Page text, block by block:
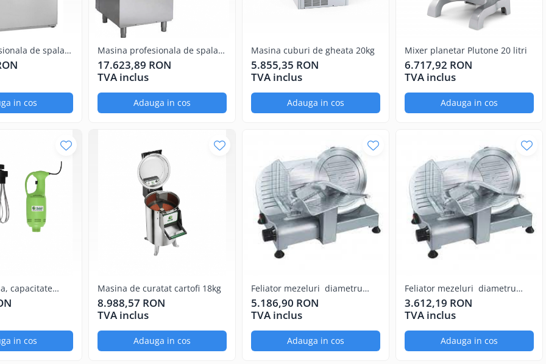
de spalat
in cos
Masina profesionala de spalat
farfurii cu capota
17.623,89 RON
TVA inclus
Adauga in cos
Masina cuburi de gheata 20kg
5.855,35 RON
TVA inclus
Adauga in cos
Mixer planetar Plutone 20 litri
6.717,92 RON
TVA inclus
Adauga in cos
capacitate
in cos
Masina de curatat cartofi 18kg
8.988,57 RON
TVA inclus
Adauga in cos
Feliator mezeluri diametru
lama 300mm
5.186,90 RON
TVA inclus
Adauga in cos
Feliator mezeluri diametru
lama 250mm
3.612,19 RON
TVA inclus
Adauga in cos